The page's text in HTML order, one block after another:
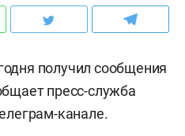
получил сообщения
пресс-служба
канале.